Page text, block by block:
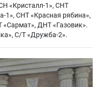
«Кристалл-1», СНТ
1», СНТ «Красная рябина»,
ДНТ «Газовик».
С/Т «Дружба-2».